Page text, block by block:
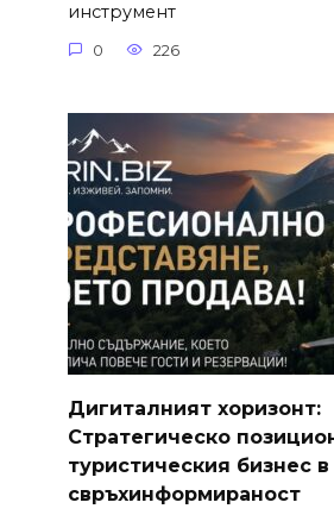
инструмент
0 226
Дигиталният хоризонт:
Стратегическо
туристическия бизнес в
свръхинформираност